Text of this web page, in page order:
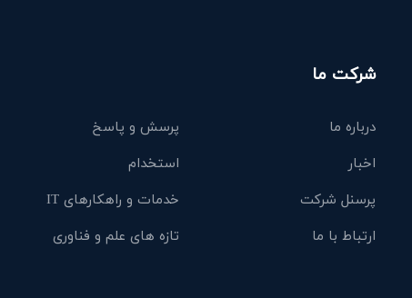
شرکت ما
درباره ما
پرسش و پاسخ
اخبار
استخدام
پرسنل شرکت
خدمات و راهکارهای IT
ارتباط با ما
تازه های علم و فناوری